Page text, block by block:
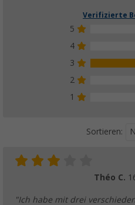
Verifizierte
5
4
3
2
1
Sortieren:
Théo C.
"Ich habe mit drei